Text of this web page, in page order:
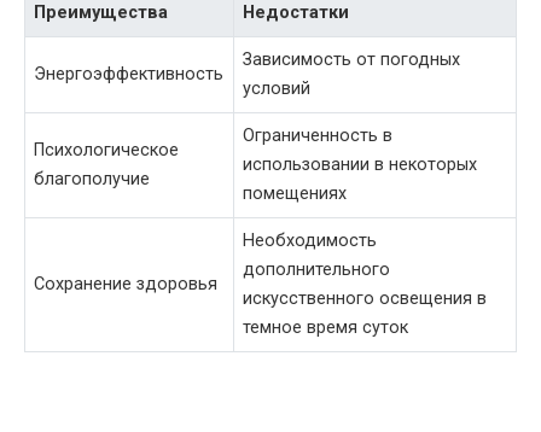
Преимущества Недостатки
Энергоэффективность
Зависимость от погодных
условий
Психологическое
благополучие
Ограниченность в
использовании в некоторых
помещениях
Сохранение здоровья
Необходимость
дополнительного
искусственного освещения в
темное время суток